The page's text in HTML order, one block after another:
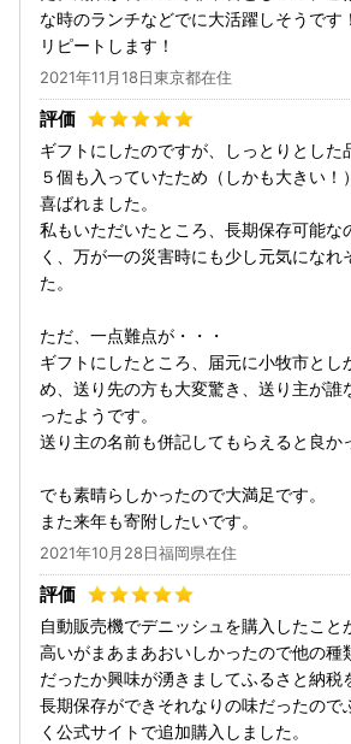
な時のランチなどでに大活躍しそうです
リピートします！
2021年11月18日東京都在住
ギフトにしたのですが、しっとりとした
５個も入っていたため（しかも大きい！
喜ばれました。
私もいただいたところ、長期保存可能な
く、万が一の災害時にも少し元気になれ
た。
ただ、一点難点が・・・
ギフトにしたところ、届元に小牧市とし
め、送り先の方も大変驚き、送り主が誰
ったようです。
送り主の名前も併記してもらえると良か
でも素晴らしかったので大満足です。
また来年も寄附したいです。
2021年10月28日福岡県在住
自動販売機でデニッシュを購入したこと
高いがまあまあおいしかったので他の種
だったか興味が湧きましてふるさと納税
長期保存ができそれなりの味だったので
く公式サイトで追加購入しました。